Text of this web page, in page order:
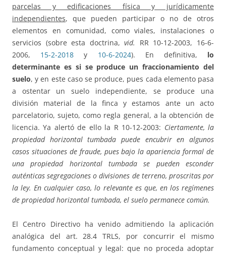
parcelas y edificaciones física y jurídicamente
independientes, que pueden participar o no de otros
elementos en comunidad, como viales, instalaciones o
servicios (sobre esta doctrina,vid.
RR 10-12-2003, 16-6-
2006, 15-2-2018 y 10-6-2024). En definitiva, lo
determinante es si se produce un fraccionamiento del
suelo, y en este caso se produce, pues cada elemento pasa
a ostentar un suelo independiente, se produce una
división material de la finca y estamos ante un acto
parcelatorio, sujeto, como regla general, a la obtención de
licencia. Ya alertó de ello la R 10-12-2003: Ciertamente, la
propiedad horizontal tumbada puede encubrir en algunos
casos situaciones de fraude, pues bajo la apariencia formal de
una propiedad horizontal tumbada se pueden esconder
auténticas segregaciones o divisiones de terreno, proscritas por
la ley. En cualquier caso, lo relevante es que, en los regímenes
de propiedad horizontal tumbada, el suelo permanece común.
El Centro Directivo ha venido admitiendo la aplicación
analógica del art. 28.4 TRLS, por concurrir el mismo
fundamento conceptual y legal: que no proceda adoptar